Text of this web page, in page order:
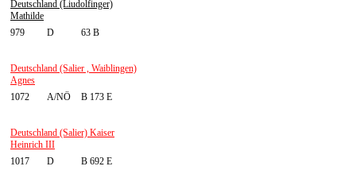
Deutschland (Liudolfinger)
Mathilde
979
D 63 B
Deutschland (Salier , Waiblingen)
Agnes
1072
A/NÖ B 173 E
Deutschland (Salier) Kaiser
Heinrich III
1017
D B 692 E